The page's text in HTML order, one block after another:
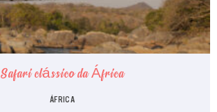
Safari clássico da África
ÁFRICA